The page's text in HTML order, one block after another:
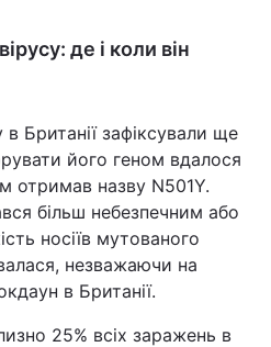
де і коли він
Британії зафіксували ще
його геном вдалося
отримав назву N501Y.
більш небезпечним або
носіїв мутованого
незважаючи на
в Британії.
25% всіх заражень в